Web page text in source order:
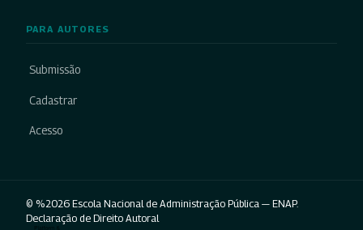
PARA AUTORES
Submissão
Cadastrar
Acesso
© %2026 Escola Nacional de Administração Pública — ENAP.
Declaração de Direito Autoral